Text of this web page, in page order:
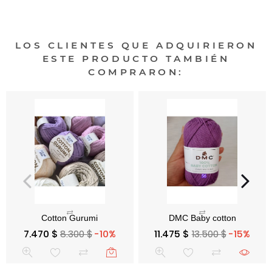
LOS CLIENTES QUE ADQUIRIERON
ESTE PRODUCTO TAMBIÉN
COMPRARON:
Precio base
8.300 $ -10%
Precio
7.470 $ Precio base
13.500 $ -15%
Precio
11.475 $